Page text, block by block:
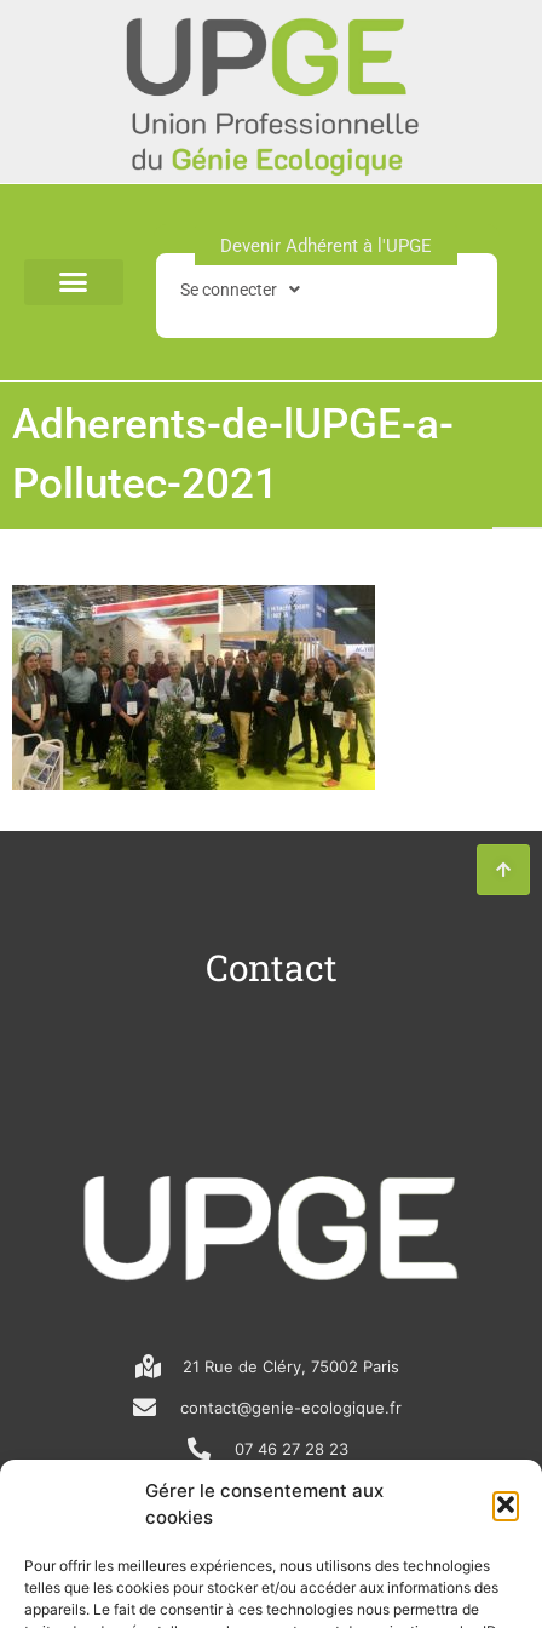
Gérer le consentement aux
cookies
Pour offrir les meilleures expériences, nous utilisons des technologies
telles que les cookies pour stocker et/ou accéder aux informations des
appareils. Le fait de consentir à ces technologies nous permettra de
Devenir Adhérent à l'UPGE​
Se connecter
Adherents-de-lUPGE-a-
Pollutec-2021
Contact
21 Rue de Cléry, 75002 Paris
contact@genie-ecologique.fr
07 46 27 28 23
N
e
w
i
n
o
u